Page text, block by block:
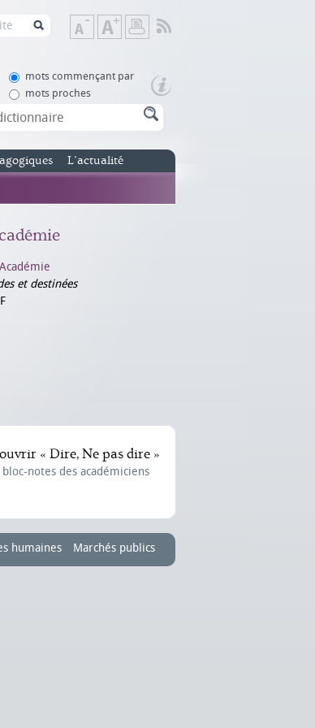
Diminuer
la
de
Augmenter
la
de
mots commençant par
mots proches
L’actualité
et destinées
« Dire, Ne pas dire »
notes des académiciens
humaines Marchés publics